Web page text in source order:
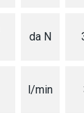
da N
l/min